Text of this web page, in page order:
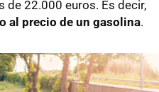
de 22.000 euros. Es decir,
al precio de un gasolina.